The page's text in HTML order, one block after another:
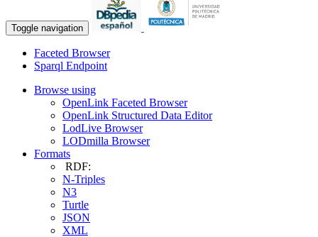
Toggle navigation
Faceted Browser
Sparql Endpoint
Browse using
OpenLink Faceted Browser
OpenLink Structured Data Editor
LodLive Browser
LODmilla Browser
Formats
RDF:
N-Triples
N3
Turtle
JSON
XML